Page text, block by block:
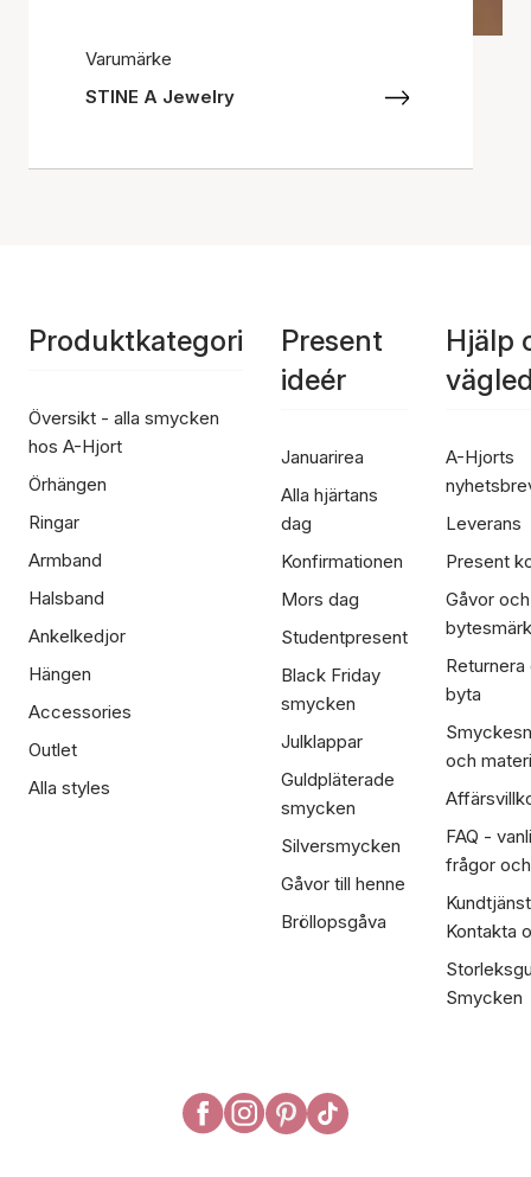
Varumärke
STINE A Jewelry
Produktkategori
Översikt - alla smycken
hos A-Hjort
Örhängen
Ringar
Armband
Halsband
Ankelkedjor
Hängen
Accessories
Outlet
Alla styles
Present
ideér
Januarirea
Alla hjärtans
dag
Konfirmationen
Mors dag
Studentpresent
Black Friday
smycken
Julklappar
Guldpläterade
smycken
Silversmycken
Gåvor till henne
Bröllopsgåva
Hjälp
A-Hjorts
Leverans
Present
Gåvor och
Returnera
byta
och
FAQ -
frågor
Kontakta
Smycken